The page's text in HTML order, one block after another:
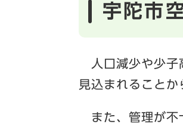
宇陀市
人口減少や少子
見込まれることか
また、管理が不